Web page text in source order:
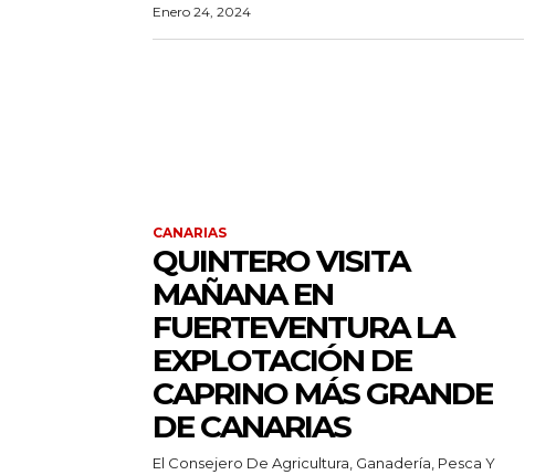
Enero 24, 2024
CANARIAS
QUINTERO VISITA
MAÑANA EN
FUERTEVENTURA LA
EXPLOTACIÓN DE
CAPRINO MÁS GRANDE
DE CANARIAS
El Consejero De Agricultura, Ganadería, Pesca Y